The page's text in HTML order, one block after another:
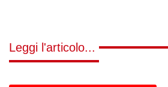
Leggi l'articolo...